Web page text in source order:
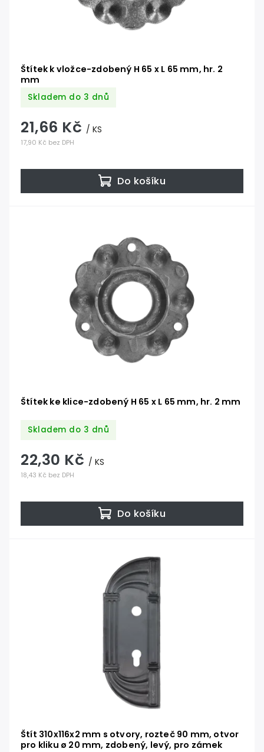
Štítek k vložce-zdobený H 65 x L 65 mm, hr. 2
mm
Skladem do 3 dnů
17,90 Kč bez DPH
21,66 Kč / KS
Do košíku
Štítek ke klice-zdobený H 65 x L 65 mm, hr. 2 mm
Skladem do 3 dnů
18,43 Kč bez DPH
22,30 Kč / KS
Do košíku
Štít 310x116x2 mm s otvory, rozteč 90 mm, otvor
pro kliku ø 20 mm, zdobený, levý, pro zámek